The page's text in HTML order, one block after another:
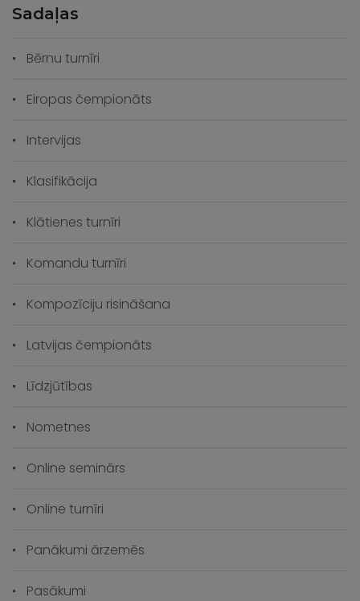
Sadaļas
Bērnu turnīri
Eiropas čempionāts
Intervijas
Klasifikācija
Klātienes turnīri
Komandu turnīri
Kompozīciju risināšana
Latvijas čempionāts
Līdzjūtības
Nometnes
Online seminārs
Online turnīri
Panākumi ārzemēs
Pasākumi